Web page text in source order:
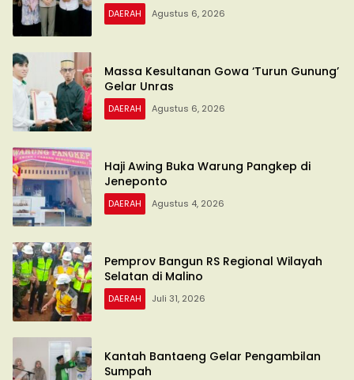
DAERAH Agustus 6, 2026
Massa Kesultanan Gowa ‘Turun Gunung’
Gelar Unras
DAERAH Agustus 6, 2026
Haji Awing Buka Warung Pangkep di
Jeneponto
DAERAH Agustus 4, 2026
Pemprov Bangun RS Regional Wilayah
Selatan di Malino
DAERAH Juli 31, 2026
Kantah Bantaeng Gelar Pengambilan
Sumpah